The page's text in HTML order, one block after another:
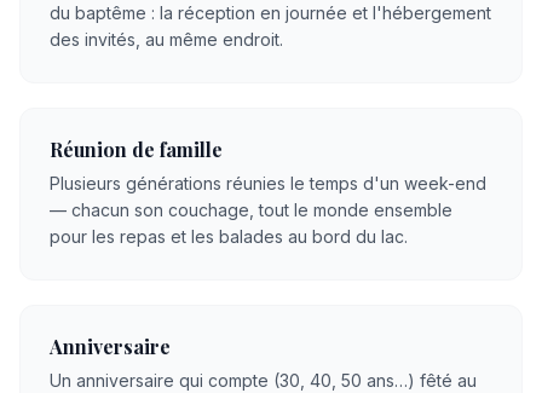
du baptême : la réception en journée et l'hébergement
des invités, au même endroit.
Réunion de famille
Plusieurs générations réunies le temps d'un week-end
— chacun son couchage, tout le monde ensemble
pour les repas et les balades au bord du lac.
Anniversaire
Un anniversaire qui compte (30, 40, 50 ans…) fêté au